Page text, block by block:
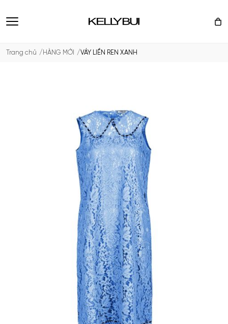
Trang chủ HÀNG MỚI VÁY LIỀN REN XANH